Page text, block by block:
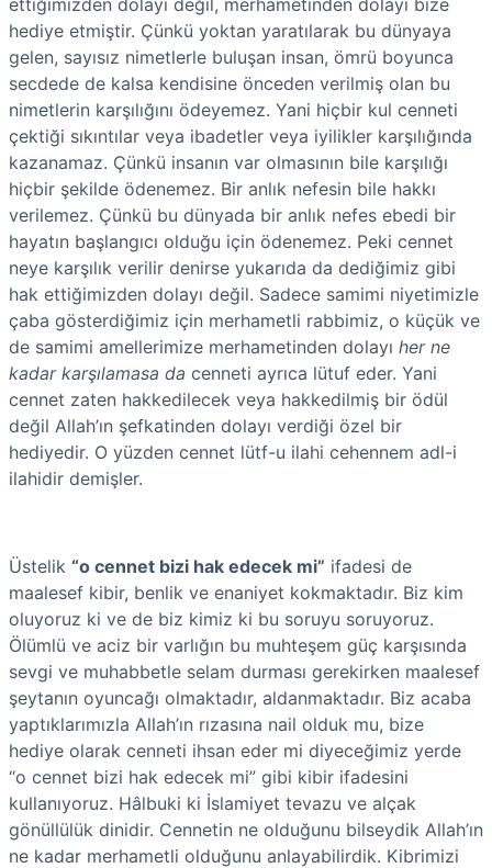
hediye etmiştir. Çünkü yoktan yaratılarak bu dünyaya
gelen, sayısız nimetlerle buluşan insan, ömrü boyunca
secdede de kalsa kendisine önceden verilmiş olan bu
nimetlerin karşılığını ödeyemez. Yani hiçbir kul cenneti
çektiği sıkıntılar veya ibadetler veya iyilikler karşılığında
kazanamaz. Çünkü insanın var olmasının bile karşılığı
hiçbir şekilde ödenemez. Bir anlık nefesin bile hakkı
verilemez. Çünkü bu dünyada bir anlık nefes ebedi bir
hayatın başlangıcı olduğu için ödenemez. Peki cennet
neye karşılık verilir denirse yukarıda da dediğimiz gibi
hak ettiğimizden dolayı değil. Sadece samimi niyetimizle
çaba gösterdiğimiz için merhametli rabbimiz, o küçük ve
de samimi amellerimize merhametinden dolayı her ne
kadar karşılamasa da cenneti ayrıca lütuf eder. Yani
cennet zaten hakkedilecek veya hakkedilmiş bir ödül
değil Allah’ın şefkatinden dolayı verdiği özel bir
hediyedir. O yüzden cennet lütf-u ilahi cehennem adl-i
ilahidir demişler.
Üstelik “o cennet bizi hak edecek mi” ifadesi de
maalesef kibir, benlik ve enaniyet kokmaktadır. Biz kim
oluyoruz ki ve de biz kimiz ki bu soruyu soruyoruz.
Ölümlü ve aciz bir varlığın bu muhteşem güç karşısında
sevgi ve muhabbetle selam durması gerekirken maalesef
şeytanın oyuncağı olmaktadır, aldanmaktadır. Biz acaba
yaptıklarımızla Allah’ın rızasına nail olduk mu, bize
hediye olarak cenneti ihsan eder mi diyeceğimiz yerde
“o cennet bizi hak edecek mi” gibi kibir ifadesini
kullanıyoruz. Hâlbuki ki İslamiyet tevazu ve alçak
gönüllülük dinidir. Cennetin ne olduğunu bilseydik Allah’ın
ne kadar merhametli olduğunu anlayabilirdik. Kibrimizi